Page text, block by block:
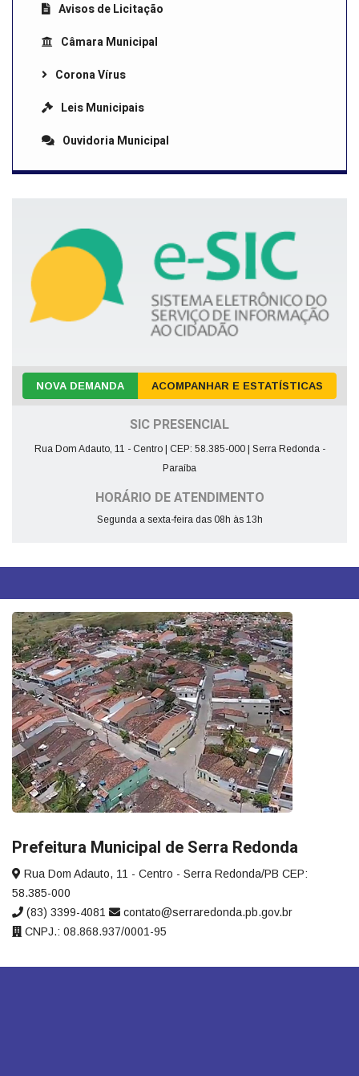
Avisos de Licitação
Câmara Municipal
Corona Vírus
Leis Municipais
Ouvidoria Municipal
NOVA DEMANDA ACOMPANHAR E ESTATÍSTICAS
SIC PRESENCIAL
Rua Dom Adauto, 11 - Centro | CEP: 58.385-000 | Serra Redonda -
Paraíba
HORÁRIO DE ATENDIMENTO
Segunda a sexta-feira das 08h às 13h
Prefeitura Municipal de Serra Redonda
Rua Dom Adauto, 11 - Centro - Serra Redonda/PB CEP:
58.385-000
(83) 3399-4081
contato@serraredonda.pb.gov.br
CNPJ.: 08.868.937/0001-95